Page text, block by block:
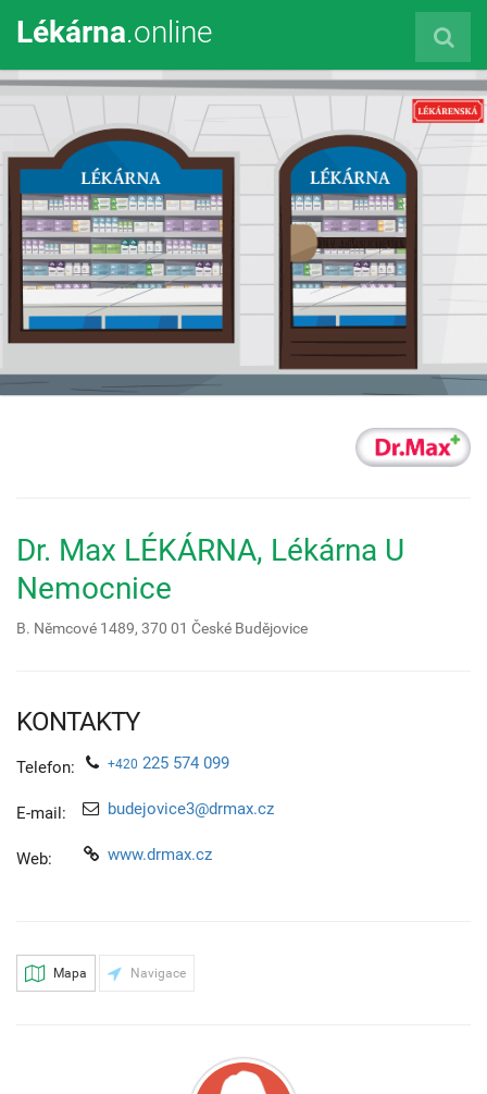
Lékárna.online
Dr. Max LÉKÁRNA, Lékárna U
Nemocnice
B. Němcové 1489, 370 01 České Budějovice
KONTAKTY
Telefon: +420 225 574 099
E-mail: budejovice3@drmax.cz
Web: www.drmax.cz
Mapa Navigace